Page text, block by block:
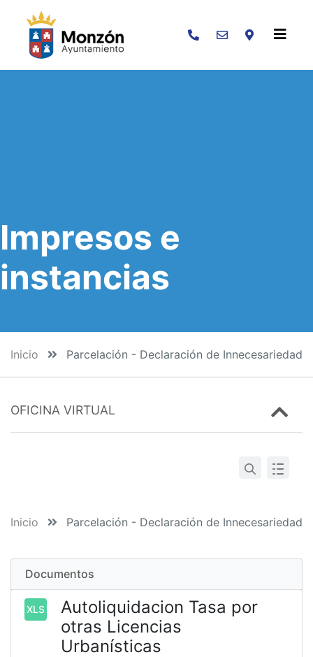
Buscar
Impresos e
instancias
Inicio Parcelación - Declaración de Innecesariedad
OFICINA VIRTUAL
Inicio Parcelación - Declaración de Innecesariedad
Documentos
XLS
Autoliquidacion Tasa por
otras Licencias
Urbanísticas